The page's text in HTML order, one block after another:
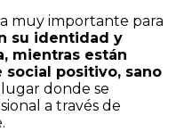
muy importante para
su identidad y
mientras están
positivo, sano
lugar donde se
a través de